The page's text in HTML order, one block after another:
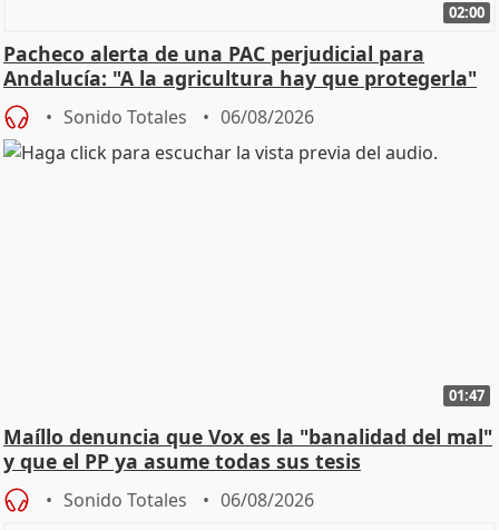
02:00
Pacheco alerta de una PAC perjudicial para
Andalucía: "A la agricultura hay que protegerla"
Sonido Totales 06/08/2026
01:47
Maíllo denuncia que Vox es la "banalidad del mal"
y que el PP ya asume todas sus tesis
Sonido Totales 06/08/2026